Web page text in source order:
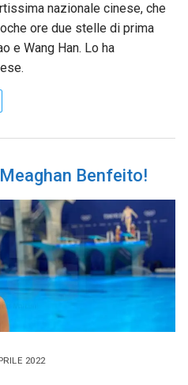
nazionale cinese, che
ore due stelle di prima
e Wang Han. Lo ha
Benfeito!
2022